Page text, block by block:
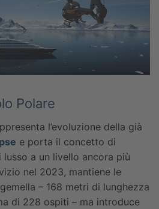
Polare
l’evoluzione della già
e porta il concetto di
a un livello ancora più
nel 2023, mantiene le
– 168 metri di lunghezza
di 228 ospiti – ma introduce